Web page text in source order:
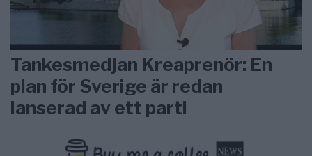
Tankesmedjan Kreaprenör: En
plan för Sverige är redan
lanserad av ett parti